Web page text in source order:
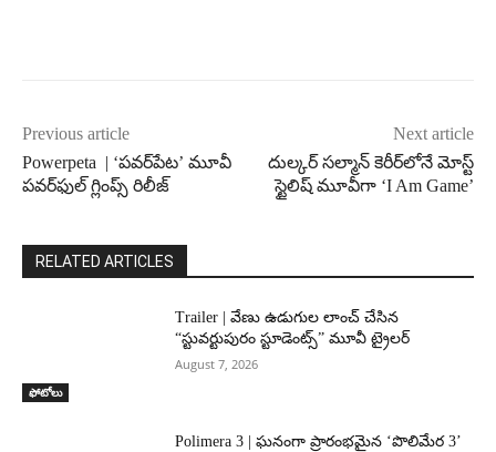
Previous article
Powerpeta | ‘పవర్‌పేట’ మూవీ
పవర్‌ఫుల్ గ్లింప్స్ రిలీజ్
Next article
దుల్కర్ సల్మాన్ కెరీర్‌లోనే మోస్ట్
స్టైలిష్ మూవీగా ‘I Am Game’
RELATED ARTICLES
ఫోటోలు
Trailer | వేణు ఉడుగుల లాంచ్ చేసిన
“స్టువర్టుపురం స్టూడెంట్స్” మూవీ ట్రైలర్
August 7, 2026
Polimera 3 | ఘనంగా ప్రారంభమైన ‘పొలిమేర 3’